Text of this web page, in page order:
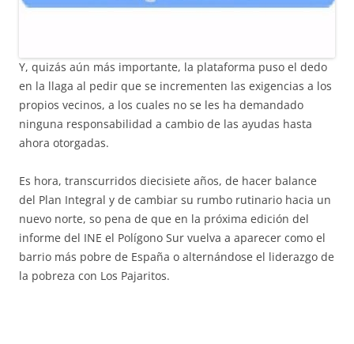
Y, quizás aún más importante, la plataforma puso el dedo
en la llaga al pedir que se incrementen las exigencias a los
propios vecinos, a los cuales no se les ha demandado
ninguna responsabilidad a cambio de las ayudas hasta
ahora otorgadas.
Es hora, transcurridos diecisiete años, de hacer balance
del Plan Integral y de cambiar su rumbo rutinario hacia un
nuevo norte, so pena de que en la próxima edición del
informe del INE el Polígono Sur vuelva a aparecer como el
barrio más pobre de España o alternándose el liderazgo de
la pobreza con Los Pajaritos.